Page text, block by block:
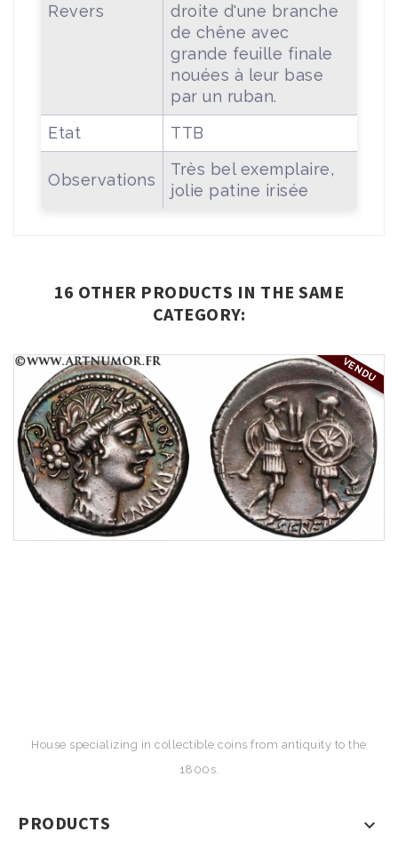
Revers
droite d'une branche
de chêne avec
grande feuille finale
nouées à leur base
par un ruban.
Etat
TTB
Observations
Très bel exemplaire,
jolie patine irisée
16 OTHER PRODUCTS IN THE SAME
CATEGORY:
VENDU
House specializing in collectible coins from antiquity to the
1800s.
PRODUCTS 